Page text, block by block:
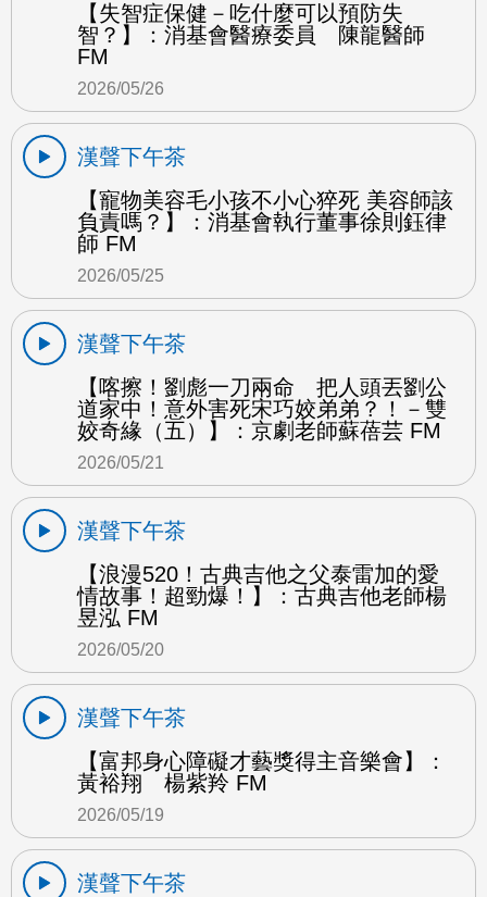
【失智症保健－吃什麼可以預防失
智？】：消基會醫療委員 陳龍醫師
FM
2026/05/26
漢聲下午茶
【寵物美容毛小孩不小心猝死 美容師該
負責嗎？】：消基會執行董事徐則鈺律
師 FM
2026/05/25
漢聲下午茶
【喀擦！劉彪一刀兩命 把人頭丟劉公
道家中！意外害死宋巧姣弟弟？！－雙
姣奇緣（五）】：京劇老師蘇蓓芸 FM
2026/05/21
漢聲下午茶
【浪漫520！古典吉他之父泰雷加的愛
情故事！超勁爆！】：古典吉他老師楊
昱泓 FM
2026/05/20
漢聲下午茶
【富邦身心障礙才藝獎得主音樂會】：
黃裕翔 楊紫羚 FM
2026/05/19
漢聲下午茶